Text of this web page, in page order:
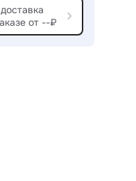
от --₽